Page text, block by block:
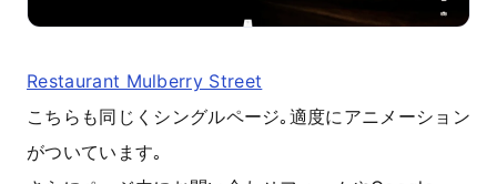
Restaurant Mulberry Street
こちらも同じくシングルページ｡適度にアニメーション
がついています｡